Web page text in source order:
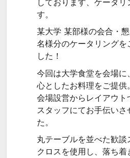
す。
某大学 某部様の会合・
名様分のケータリングを
した！
今回は大学食堂を会場に
心としたお料理をご提供。
会場設営からレイアウト
スタッフにてお手伝いさ
た。
丸テーブルを並べた歓談
クロスを使用し、落ち